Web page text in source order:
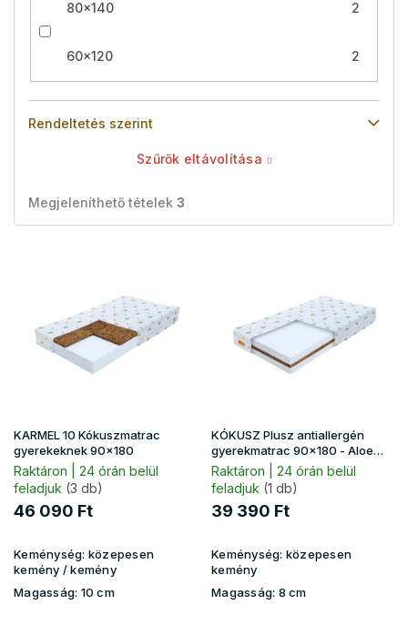
80x140 2
60x120 2
Rendeltetés szerint
Szűrők eltávolítása
Megjeleníthető tételek 3
i
s
t
á
j
KARMEL 10 Kókuszmatrac
gyerekeknek 90x180
Raktáron | 24 órán belül
feladjuk (3 db)
46 090 Ft
Keménység: közepesen
kemény / kemény
Magasság: 10 cm
KÓKUSZ Plusz antiallergén
gyerekmatrac 90x180 - Aloe
Vera huzat
Raktáron | 24 órán belül
feladjuk (1 db)
39 390 Ft
Keménység: közepesen
kemény
Magasság: 8 cm